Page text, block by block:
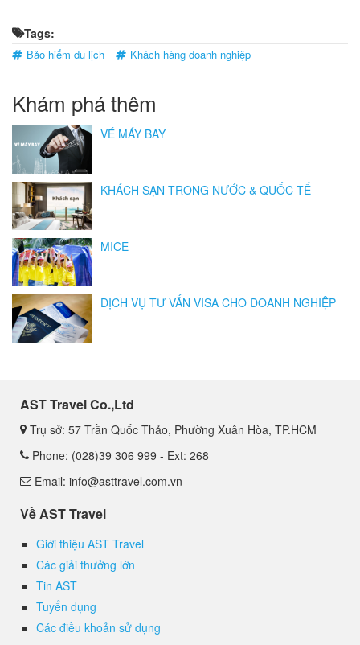
Tags:
Bảo hiểm du lịch Khách hàng doanh nghiệp
Khám phá thêm
VÉ MÁY BAY
KHÁCH SẠN TRONG NƯỚC & QUỐC TẾ
MICE
DỊCH VỤ TƯ VẤN VISA CHO DOANH NGHIỆP
AST Travel Co.,Ltd
Trụ sở: 57 Trần Quốc Thảo, Phường Xuân Hòa, TP.HCM
Phone: (028)39 306 999 - Ext: 268
Email: info@asttravel.com.vn
Về AST Travel
Giới thiệu AST Travel
Các giải thưởng lớn
Tin AST
Tuyển dụng
Các điều khoản sử dụng